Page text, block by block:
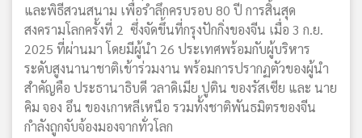
และพิธีสวนสนาม เพื่อรำลึกครบรอบ 80 ปี การสิ้นสุด
สงครามโลกครั้งที่ 2 ซึ่งจัดขึ้นที่กรุงปักกิ่งของจีน เมื่อ 3 ก.ย.
2025 ที่ผ่านมา โดยมีผู้นำ 26 ประเทศพร้อมกับผู้บริหาร
ระดับสูงนานาชาติเข้าร่วมงาน พร้อมการปรากฏตัวของผู้นำ
สำคัญคือ ประธานาธิบดี วลาดิเมีย ปูติน ของรัสเซีย และ นาย
คิม จอง อึน ของเกาหลีเหนือ รวมทั้งชาติพันธมิตรของจีน
กำลังถูกจับจ้องมองจากทั่วโลก